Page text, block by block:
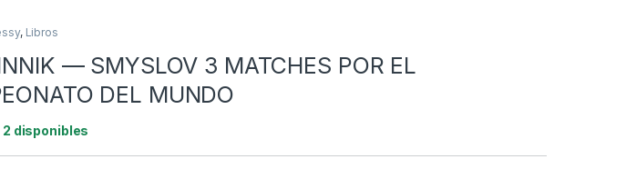
, Libros
— SMYSLOV 3 MATCHES POR EL
DEL MUNDO
2 disponibles